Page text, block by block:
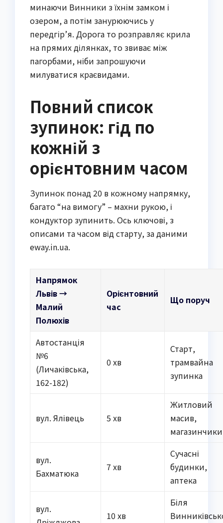
минаючи Винники з їхнім замком і
озером, а потім занурюючись у
передгір’я. Дорога то розправляє крила
на прямих ділянках, то звиває між
пагорбами, ніби запрошуючи
милуватися краєвидами.
Повний список
зупинок: гід по
кожній з
орієнтовним часом
Зупинок понад 20 в кожному напрямку,
багато “на вимогу” – махни рукою, і
кондуктор зупинить. Ось ключові, з
описами та часом від старту, за даними
eway.in.ua.
Напрямок
Львів →
Малий
Полюхів
Орієнтовний
час
Що поруч
Автостанція
№6
(Личаківська,
162-182)
0 хв
Старт,
трамвайна
зупинка
вул. Ялівець 5 хв
Житловий
масив,
магазинчики
вул.
Бахматюка
7 хв
Сучасні
будинки,
аптека
вул.
10 хв
Біля